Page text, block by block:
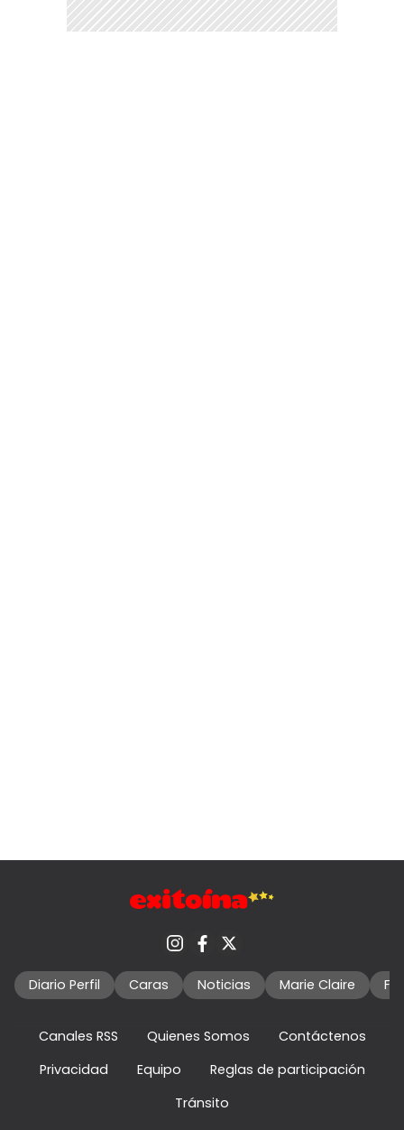
Diario Perfil Caras Noticias Marie Claire
Canales RSS Quienes Somos
Contáctenos
Privacidad
Equipo
Reglas de participación
Tránsito